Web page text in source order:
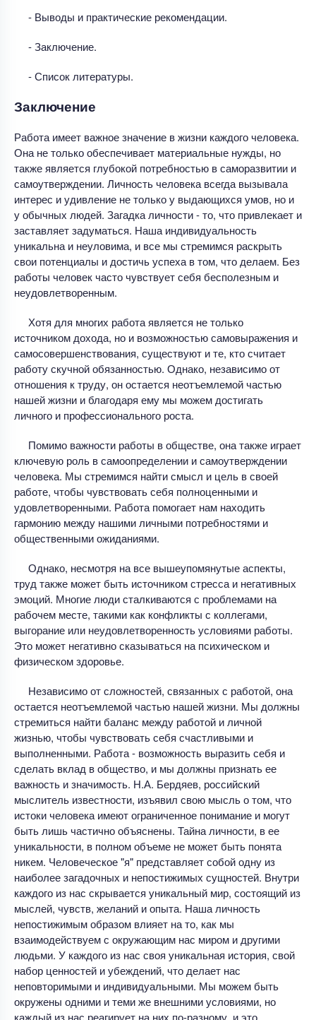
- Выводы и практические рекомендации.
- Заключение.
- Список литературы.
Заключение
Работа имеет важное значение в жизни каждого человека.
Она не только обеспечивает материальные нужды, но
также является глубокой потребностью в саморазвитии и
самоутверждении. Личность человека всегда вызывала
интерес и удивление не только у выдающихся умов, но и
у обычных людей. Загадка личности - то, что привлекает и
заставляет задуматься. Наша индивидуальность
уникальна и неуловима, и все мы стремимся раскрыть
свои потенциалы и достичь успеха в том, что делаем. Без
работы человек часто чувствует себя бесполезным и
неудовлетворенным.
Хотя для многих работа является не только
источником дохода, но и возможностью самовыражения и
самосовершенствования, существуют и те, кто считает
работу скучной обязанностью. Однако, независимо от
отношения к труду, он остается неотъемлемой частью
нашей жизни и благодаря ему мы можем достигать
личного и профессионального роста.
Помимо важности работы в обществе, она также играет
ключевую роль в самоопределении и самоутверждении
человека. Мы стремимся найти смысл и цель в своей
работе, чтобы чувствовать себя полноценными и
удовлетворенными. Работа помогает нам находить
гармонию между нашими личными потребностями и
общественными ожиданиями.
Однако, несмотря на все вышеупомянутые аспекты,
труд также может быть источником стресса и негативных
эмоций. Многие люди сталкиваются с проблемами на
рабочем месте, такими как конфликты с коллегами,
выгорание или неудовлетворенность условиями работы.
Это может негативно сказываться на психическом и
физическом здоровье.
Независимо от сложностей, связанных с работой, она
остается неотъемлемой частью нашей жизни. Мы должны
стремиться найти баланс между работой и личной
жизнью, чтобы чувствовать себя счастливыми и
выполненными. Работа - возможность выразить себя и
сделать вклад в общество, и мы должны признать ее
важность и значимость. Н.А. Бердяев, российский
мыслитель известности, изъявил свою мысль о том, что
истоки человека имеют ограниченное понимание и могут
быть лишь частично объяснены. Тайна личности, в ее
уникальности, в полном объеме не может быть понята
никем. Человеческое "я" представляет собой одну из
наиболее загадочных и непостижимых сущностей. Внутри
каждого из нас скрывается уникальный мир, состоящий из
мыслей, чувств, желаний и опыта. Наша личность
непостижимым образом влияет на то, как мы
взаимодействуем с окружающим нас миром и другими
людьми. У каждого из нас своя уникальная история, свой
набор ценностей и убеждений, что делает нас
неповторимыми и индивидуальными. Мы можем быть
окружены одними и теми же внешними условиями, но
каждый из нас реагирует на них по-разному, и это